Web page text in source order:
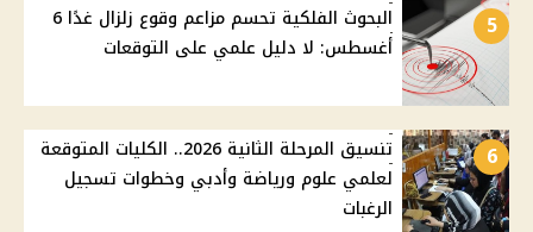
5
البحوث الفلكية تحسم مزاعم وقوع زلزال غدًا 6
أغسطس: لا دليل علمي على التوقعات
6
تنسيق المرحلة الثانية 2026.. الكليات المتوقعة
لعلمي علوم ورياضة وأدبي وخطوات تسجيل
الرغبات